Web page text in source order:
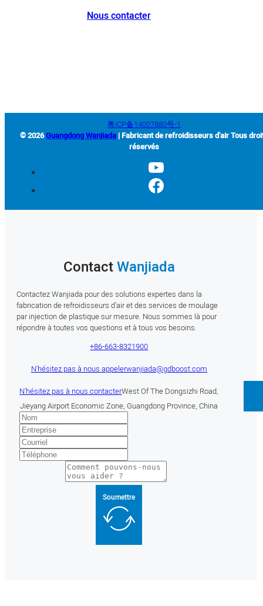
Nous contacter
粤ICP备14007880号-1
© 2026Guangdong Wanjiada | Fabricant de refroidisseurs d'air Tous
réservés
ContactWanjiada
Contactez Wanjiada pour des solutions expertes dans la
fabrication de refroidisseurs d'air et des services de moulage
par injection de plastique sur mesure. Nous sommes là pour
répondre à toutes vos questions et à tous vos besoins.
+86-663-8321900
N'hésitez pas à nous appelerwanjiada@gdboost.com
N'hésitez pas à nous contacterWest Of The Dongsizhi Road,
Jieyang Airport Economic Zone, Guangdong Province, China
Soumettre